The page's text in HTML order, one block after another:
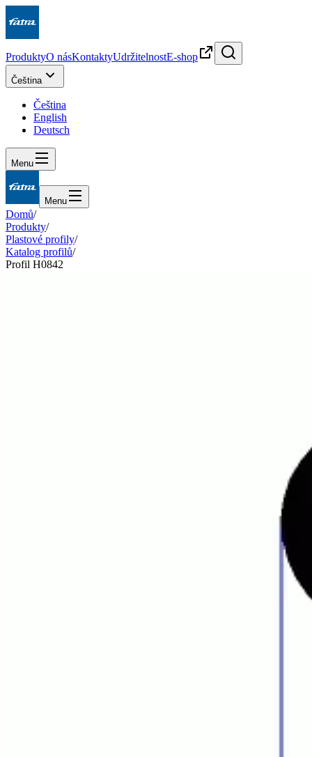
ProduktyO násKontaktyUdržitelnostE-shop
Čeština
Čeština
English
Deutsch
Menu
Menu
Domů/
Produkty/
Plastové profily/
Katalog profilů/
Profil H0842